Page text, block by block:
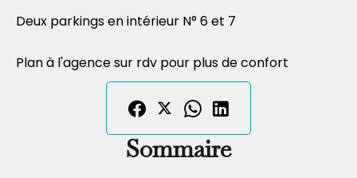
Deux parkings en intérieur N° 6 et 7
Plan à l'agence sur rdv pour plus de confort
Sommaire